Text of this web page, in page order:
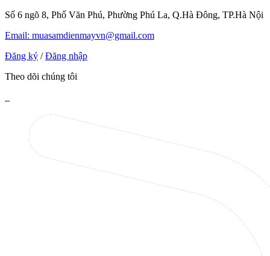
Số 6 ngõ 8, Phố Văn Phú, Phường Phú La, Q.Hà Đông, TP.Hà Nội
Email: muasamdienmayvn@gmail.com
Đăng ký / Đăng nhập
Theo dõi chúng tôi